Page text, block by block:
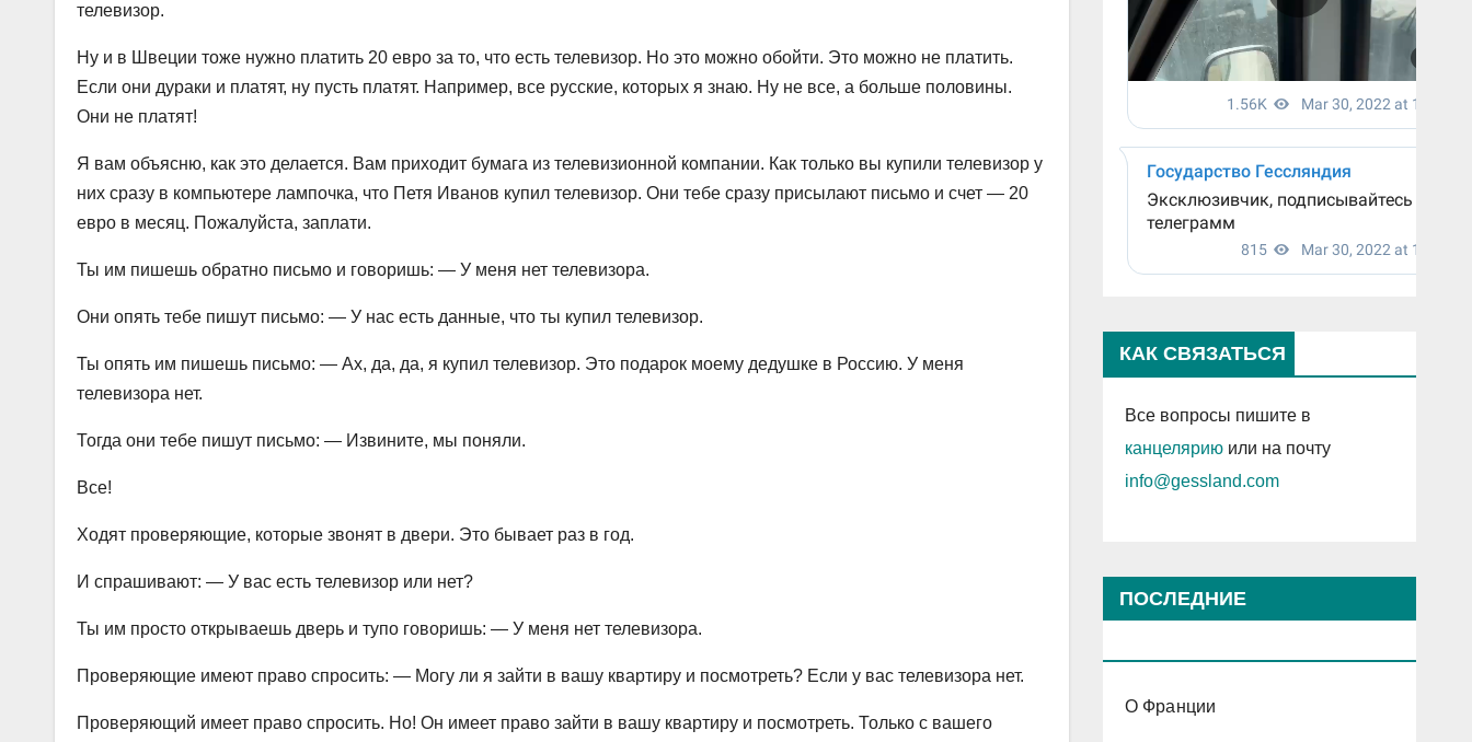
телевизор.
Ну и в Швеции тоже нужно платить 20 евро за то, что есть телевизор. Но это можно обойти. Это можно не платить.
Если они дураки и платят, ну пусть платят. Например, все русские, которых я знаю. Ну не все, а больше половины.
Они не платят!
Я вам объясню, как это делается. Вам приходит бумага из телевизионной компании. Как только вы купили телевизор у
них сразу в компьютере лампочка, что Петя Иванов купил телевизор. Они тебе сразу присылают письмо и счет — 20
евро в месяц. Пожалуйста, заплати.
Ты им пишешь обратно письмо и говоришь: — У меня нет телевизора.
Они опять тебе пишут письмо: — У нас есть данные, что ты купил телевизор.
Ты опять им пишешь письмо: — Ах, да, да, я купил телевизор. Это подарок моему дедушке в Россию. У меня
телевизора нет.
Тогда они тебе пишут письмо: — Извините, мы поняли.
Все!
Ходят проверяющие, которые звонят в двери. Это бывает раз в год.
И спрашивают: — У вас есть телевизор или нет?
Ты им просто открываешь дверь и тупо говоришь: — У меня нет телевизора.
Проверяющие имеют право спросить: — Могу ли я зайти в вашу квартиру и посмотреть? Если у вас телевизора нет.
Проверяющий имеет право спросить. Но! Он имеет право зайти в вашу квартиру и посмотреть. Только с вашего
КАК СВЯЗАТЬСЯ
Все вопросы пишите в
канцеляриюили на почту
info@gessland.com
ПОСЛЕДНИЕ
О Франции